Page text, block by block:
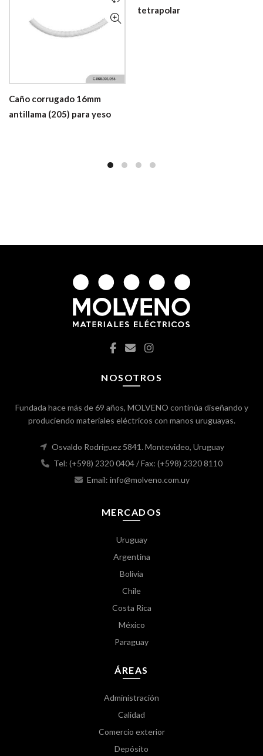
Caño corrugado 16mm
antillama (205) para yeso
tetrapolar
NOSOTROS
Fundada hace más de 69 años, MOLVENO continúa diseñando y
produciendo materiales eléctricos con manos uruguayas.
Osvaldo Rodríguez 5841. Montevideo, Uruguay
Tel: (+598) 2320 0404/ Fax: (+598) 2320 8110
Email: info@molveno.com.uy
MERCADOS
Uruguay
Argentina
Bolivia
Chile
Costa Rica
México
Paraguay
ÁREAS
Administración
Calidad
Comercio exterior
Depósito